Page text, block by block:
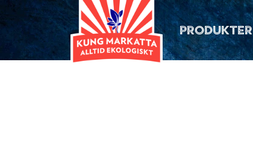
PRODUKTER